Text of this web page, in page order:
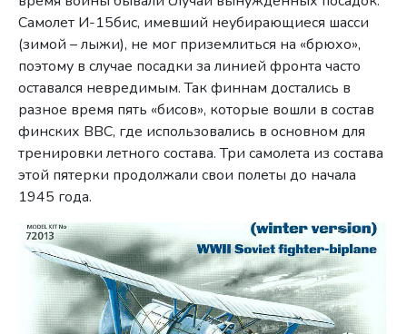
Самолет И-15бис, имевший неубирающиеся шасси
(зимой – лыжи), не мог приземлиться на «брюхо»,
поэтому в случае посадки за линией фронта часто
оставался невредимым. Так финнам достались в
разное время пять «бисов», которые вошли в состав
финских ВВС, где использовались в основном для
тренировки летного состава. Три самолета из состава
этой пятерки продолжали свои полеты до начала
1945 года.